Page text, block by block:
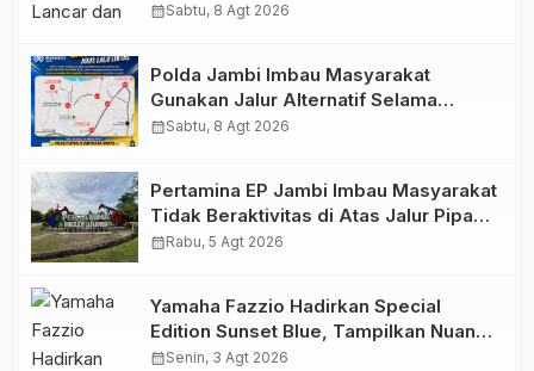
Berlapis untuk 8.750 Pelari, 1.848
calendar_monthSabtu, 8 Agt 2026
Polda Jambi Imbau Masyarakat
Gunakan Jalur Alternatif Selama
Pelaksanaan Presisi Merdeka Run
calendar_monthSabtu, 8 Agt 2026
Pertamina EP Jambi Imbau Masyarakat
Tidak Beraktivitas di Atas Jalur Pipa
Migas Demi Keselamatan Bersama
calendar_monthRabu, 5 Agt 2026
Yamaha Fazzio Hadirkan Special
Edition Sunset Blue, Tampilkan Nuansa
Retro Summer yang Semakin Skena
calendar_monthSenin, 3 Agt 2026